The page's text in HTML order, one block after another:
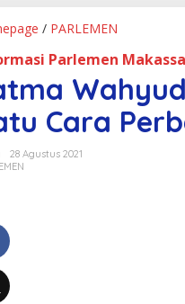
/ PARLEMEN
m
a
W
a
Parlemen
Cara
28 Agustus 2021